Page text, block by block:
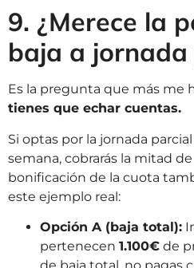
9. ¿Merece la
baja a jornada
Es la pregunta que más me
tienes que echar cuentas.
Si optas por la jornada
semana, cobrarás la mitad
bonificación de la cuota
este ejemplo real:
Opción A (baja total):
pertenecen 1.100€ de